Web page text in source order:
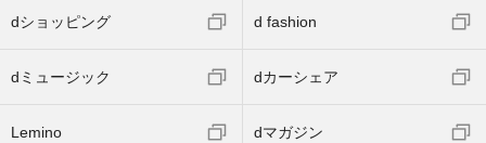
dショッピング d fashion
dミュージック dカーシェア
Lemino dマガジン